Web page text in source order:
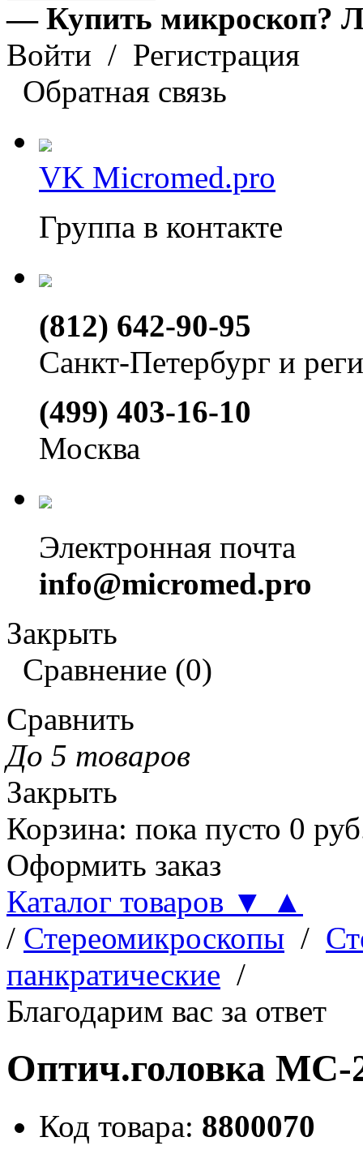
— Купить микроскоп?
Войти / Регистрация
Обратная связь
VK Micromed.pro
Группа в контакте
(812) 642-90-95
Санкт-Петербург и
(499) 403-16-10
Москва
Электронная почта
info@micromed.pro
Закрыть
Сравнение (0)
Сравнить
До 5 товаров
Закрыть
Корзина: пока пусто 0
Оформить заказ
Каталог товаров ▼
▲
/ Стереомикроскопы /
панкратические /
Благодарим вас за ответ
Оптич.головка МС-
Код товара: 8800070